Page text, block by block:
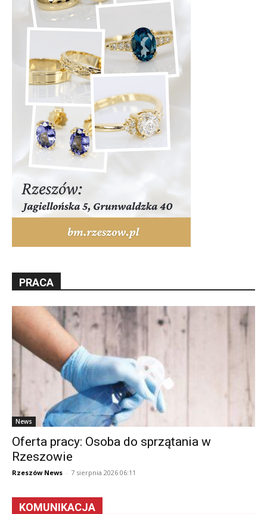
PRACA
News
Oferta pracy: Osoba do sprzątania w
Rzeszowie
Rzeszów News - 7 sierpnia 2026 06:11
KOMUNIKACJA